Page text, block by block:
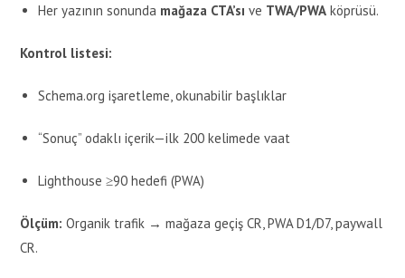
Her yazının sonunda mağaza CTA’sı ve TWA/PWA köprüsü.
Kontrol listesi:
Schema.org işaretleme, okunabilir başlıklar
“Sonuç” odaklı içerik—ilk 200 kelimede vaat
Lighthouse ≥90 hedefi (PWA)
Ölçüm: Organik trafik → mağaza geçiş CR, PWA D1/D7, paywall
CR.